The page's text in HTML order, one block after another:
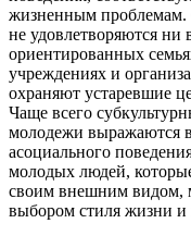
жизненным проблемам.
не удовлетворяются ни
ориентированных
учреждениях и
охраняют устаревшие
Чаще всего
молодежи выражаются
асоциального
молодых людей,
своим внешним видом,
выбором стиля жизни и